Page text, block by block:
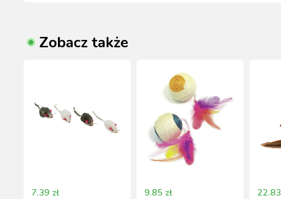
Zobacz także
7.39 zł 9.85 zł 22.83